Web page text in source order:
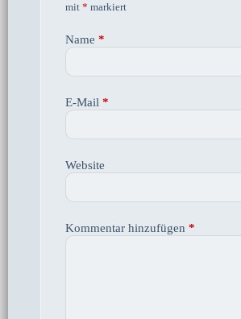
mit * markiert
Name *
E-Mail *
Website
Kommentar hinzufügen *